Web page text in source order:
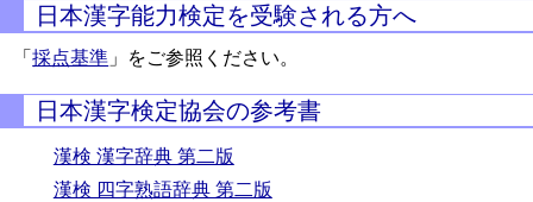
日本漢字能力検定を受験される方へ
「採点基準 」をご参照ください。
日本漢字検定協会の参考書
漢検 漢字辞典 第二版
漢検 四字熟語辞典 第二版